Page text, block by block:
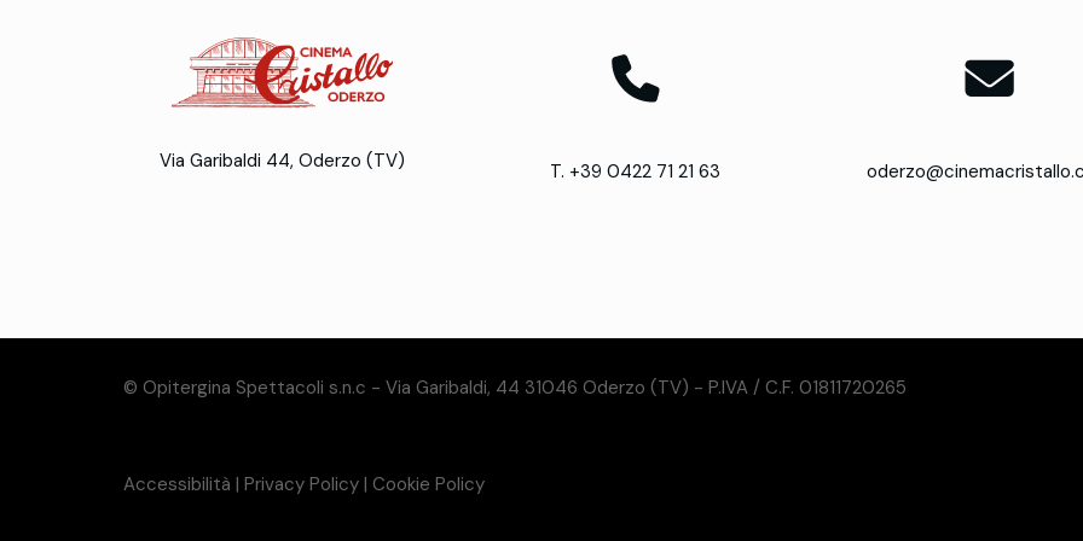
Via Garibaldi 44, Oderzo (TV) T. +39 0422 71 21 63
© Opitergina Spettacoli s.n.c - Via Garibaldi, 44 31046 Oderzo (TV) - P.IVA / C.F. 01811720265
Accessibilità | Privacy Policy | Cookie Policy